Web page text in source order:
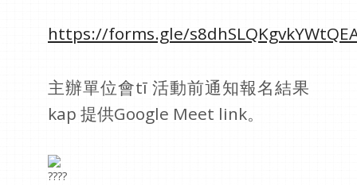
https://forms.gle/
主辦單位會tī 活動前通知報名結果
kap 提供Google Meet link。